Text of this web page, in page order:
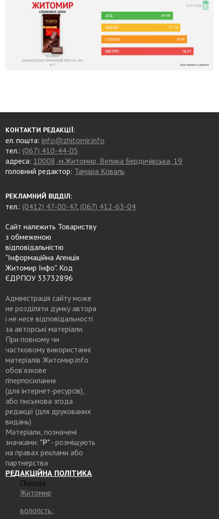
КОНТАКТИ РЕДАКЦІЇ:
ел. пошта:info@zhitomir.info
тел.: (067) 410-44-05
адреса: 10008, м.Житомир, Велика Бердичівська, 19
головний редактор: Тамара Коваль
РЕКЛАМНИЙ ВІДДІЛ:
тел.: (0412) 47-00-47, (067) 412-63-04
Сайт належить Товариству
з обмеженою
відповідальністю
"Інформаційна Агенція
Житомир Інфо". Код
ЄДРПОУ 33732896
Адміністрація сайту може
не розділяти думку автора
і не несе відповідальності
за авторські матеріали.
При повному чи
частковому використанні
матеріалів Житомир.info
обов’язкове
гіперпосилання
(для інтернет-ресурсів),
або письмова згода
редакції (для друкованих
видань)
Матеріали, позначені
значками: "Р"- розміщують
на правах реклами або
партнерства
РЕДАКЦІЙНА ПОЛІТИКА
Погода
Житомир
вологість: